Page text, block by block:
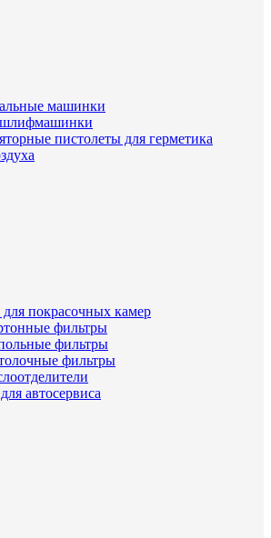
машинки
шлифмашинки
пистолеты для герметика
покрасочных камер
фильтры
фильтры
фильтры
автосервиса